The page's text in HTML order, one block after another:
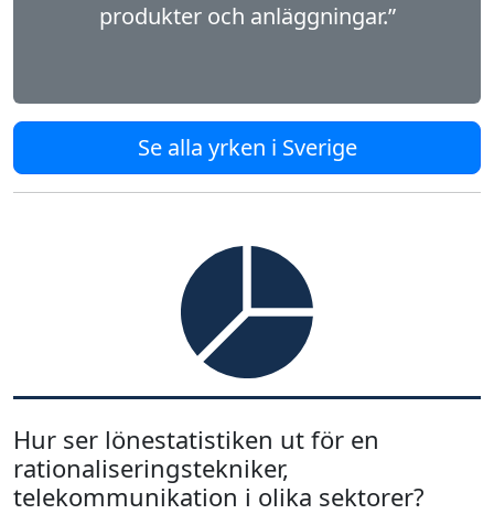
produkter och anläggningar.”
Se alla yrken i Sverige
Hur ser lönestatistiken ut för en
rationaliseringstekniker,
telekommunikation i olika sektorer?